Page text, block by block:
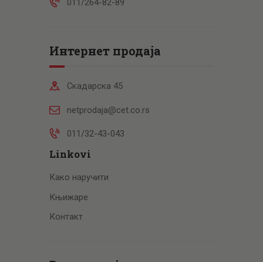
011/264-82-89
Интернет продаја
Скадарска 45
netprodaja@cet.co.rs
011/32-43-043
Linkovi
Како наручити
Књижаре
Контакт